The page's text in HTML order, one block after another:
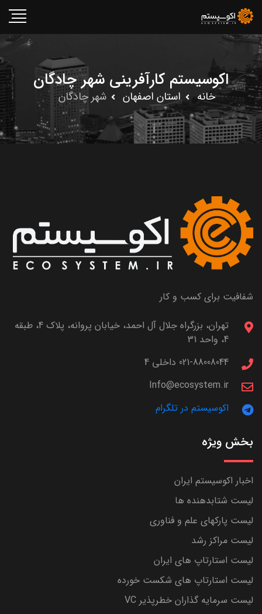
اکوسیستم کارآفرینی شهر چادگان
خانه استان اصفهان شهر چادگان
شفافیت برای کسب و کار
تهران، بزرگراه جلال آل احمد، خیابان پروانه، پلاک 4، طبقه
4، واحد 31
021-88008044 داخلی 4
Info@ecosystem.ir
اکوسیستم در تلگرام
بخش ویژه
اخبار اکوسیستم ایران
لیست شتابدهنده ها
لیست پارکهای علم و فناوری
لیست مراکز رشد
لیست استارتاپ های ایران
لیست استارتاپ های شکست خورده
لیست سرمایه گذاران خطرپذیر VC